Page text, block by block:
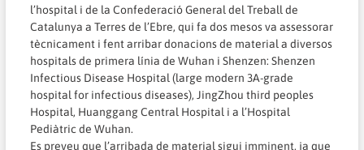
l’hospital i de la Confederació General del Treball de
Catalunya a Terres de l’Ebre, qui fa dos mesos va assessorar
tècnicament i fent arribar donacions de material a diversos
hospitals de primera línia de Wuhan i Shenzen: Shenzen
Infectious Disease Hospital (large modern 3A-grade
hospital for infectious diseases), JingZhou third peoples
Hospital, Huanggang Central Hospital i a l’Hospital
Pediàtric de Wuhan.
Es preveu que l’arribada de material sigui imminent, ja que